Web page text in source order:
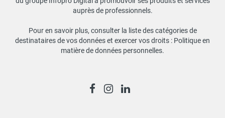
auprès de professionnels.
Pour en savoir plus, consulter la liste des catégories de
destinataires de vos données et exercer vos droits : Politique en
matière de données personnelles.